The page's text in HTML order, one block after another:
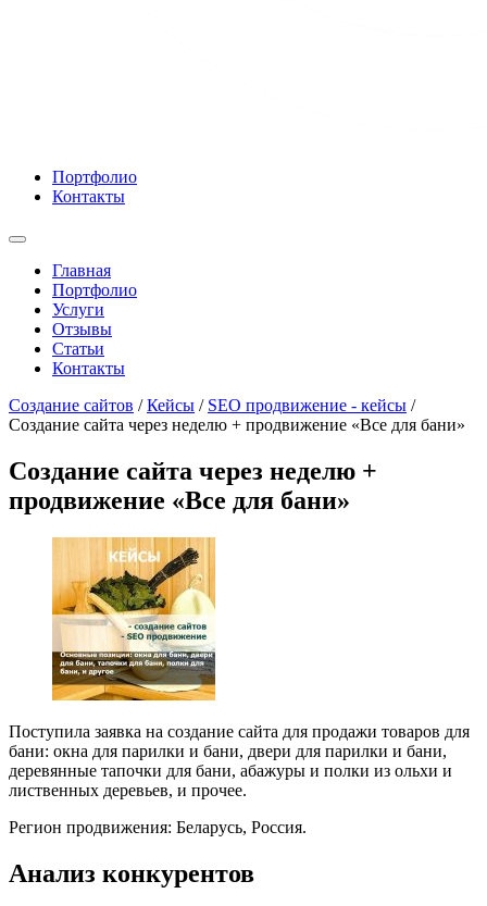
Портфолио
Контакты
Главная
Портфолио
Услуги
Отзывы
Статьи
Контакты
Cоздание сайтов / Кейсы / SEO продвижение - кейсы /
Создание сайта через неделю + продвижение «Все для бани»
Создание сайта через неделю +
продвижение «Все для бани»
Поступила заявка на создание сайта для продажи товаров для
бани: окна для парилки и бани, двери для парилки и бани,
деревянные тапочки для бани, абажуры и полки из ольхи и
лиственных деревьев, и прочее.
Регион продвижения: Беларусь, Россия.
Анализ конкурентов